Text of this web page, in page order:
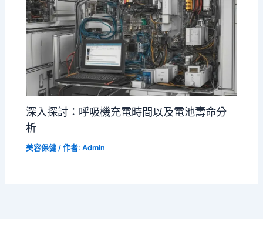
深入探討：呼吸機充電時間以及電池壽命分
析
美容保健 / 作者:Admin